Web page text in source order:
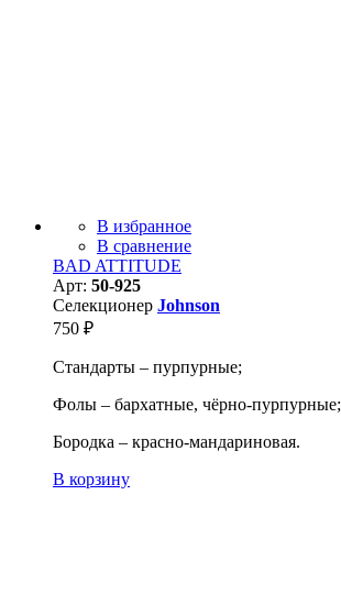
В избранное
В сравнение
BAD ATTITUDE
Арт: 50-925
Селекционер Johnson
750 ₽
Стандарты – пурпурные;
Фолы – бархатные, чёрно-пурпурные;
Бородка – красно-мандариновая.
В корзину